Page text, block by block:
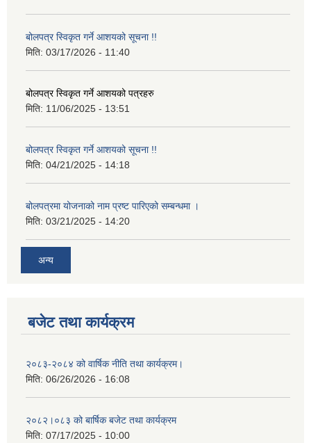
बोलपत्र स्विकृत गर्ने आशयको सूचना !!
मिति: 03/17/2026 - 11:40
बोलपत्र स्विकृत गर्ने आशयको पत्रहरु
मिति: 11/06/2025 - 13:51
बोलपत्र स्विकृत गर्ने आशयको सूचना !!
मिति: 04/21/2025 - 14:18
बोलपत्रमा योजनाको नाम प्रष्ट पारिएको सम्बन्धमा ।
मिति: 03/21/2025 - 14:20
अन्य
बजेट तथा कार्यक्रम
२०८३-२०८४ को वार्षिक नीति तथा कार्यक्रम।
मिति: 06/26/2026 - 16:08
२०८२।०८३ को बार्षिक बजेट तथा कार्यक्रम
मिति: 07/17/2025 - 10:00